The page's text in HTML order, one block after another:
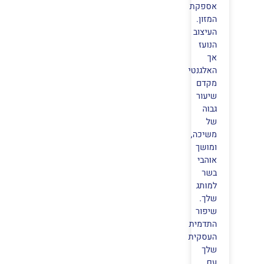
אספקת
המזון.
העיצוב
הנועז
אך
האלגנטי
מקדם
שיעור
גבוה
של
משיכה,
ומושך
אוהבי
בשר
למותג
שלך.
שיפור
התדמית
העסקית
שלך